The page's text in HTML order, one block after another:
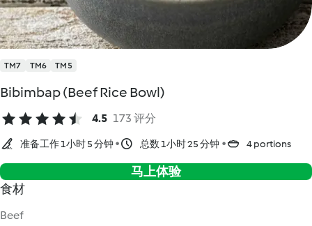
TM7 TM6 TM5
Bibimbap (Beef Rice Bowl)
4.5 173 评分
准备工作 1小时 5 分钟 总数 1小时 25 分钟 4 portions
马上体验
食材
Beef